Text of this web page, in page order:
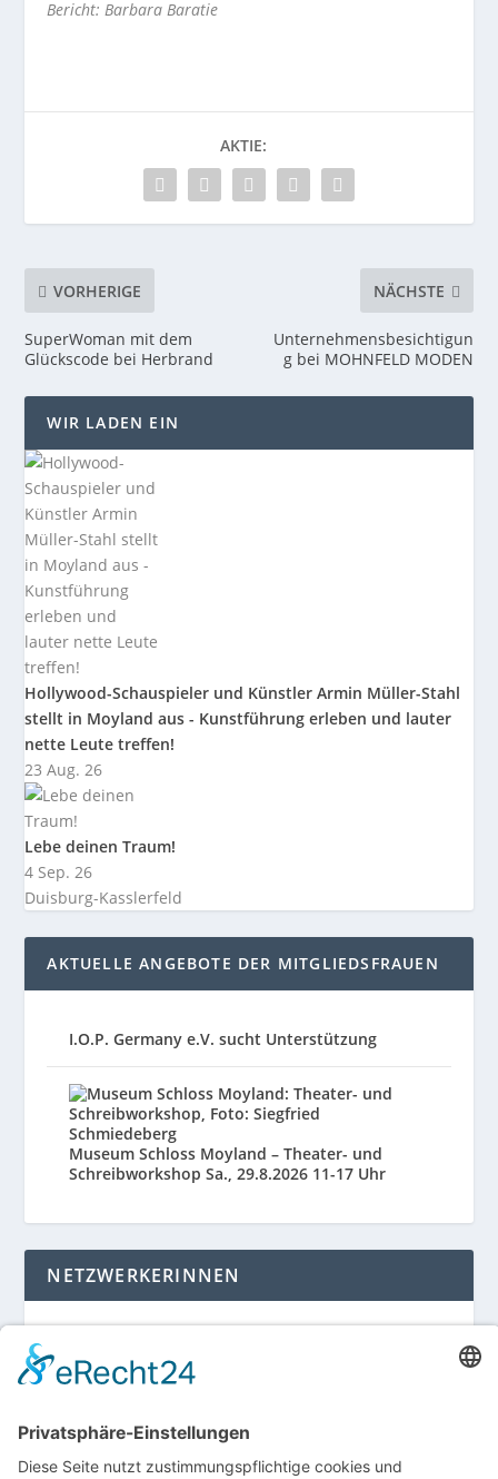
Bericht: Barbara Baratie
AKTIE:
VORHERIGE
SuperWoman mit dem
Glückscode bei Herbrand
NÄCHSTE
Unternehmensbesichtigun
g bei MOHNFELD MODEN
WIR LADEN EIN
Hollywood-Schauspieler und Künstler Armin Müller-Stahl
stellt in Moyland aus - Kunstführung erleben und lauter
nette Leute treffen!
23 Aug. 26
Lebe deinen Traum!
4 Sep. 26
Duisburg-Kasslerfeld
AKTUELLE ANGEBOTE DER MITGLIEDSFRAUEN
I.O.P. Germany e.V. sucht Unterstützung
Museum Schloss Moyland – Theater- und
Schreibworkshop Sa., 29.8.2026 11-17 Uhr
NETZWERKERINNEN
Noch kein Mitglied im unternehmerinnen forum
Für Mitgliedsfrauen: zum Erstellen eigener Angebote
einloggen!